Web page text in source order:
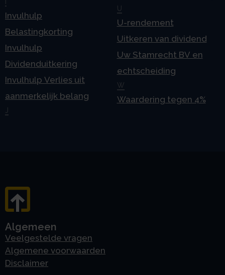
Invulhulp
Belastingkorting
Invulhulp
Dividenduitkering
Invulhulp Verlies uit
aanmerkelijk belang
U
U-rendement
Uitkeren van dividend
Uw Stamrecht BV en
echtscheiding
W
Waardering tegen 4%
Algemeen
Veelgestelde vragen
Algemene voorwaarden
Disclaimer